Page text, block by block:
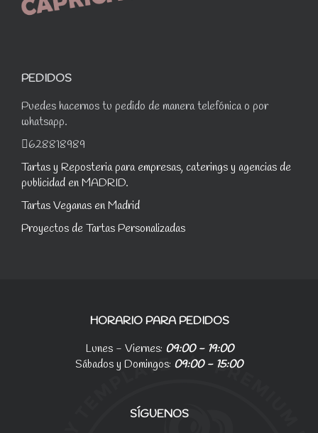
PEDIDOS
Puedes hacernos tu pedido de manera telefónica o por
whatsapp.
628818989
Tartas y Reposteria para empresas, caterings y agencias de
publicidad en MADRID.
Tartas Veganas en Madrid
Proyectos de Tartas Personalizadas
HORARIO PARA PEDIDOS
Lunes - Viernes: 09:00 - 19:00
Sábados y Domingos: 09:00 - 15:00
SÍGUENOS